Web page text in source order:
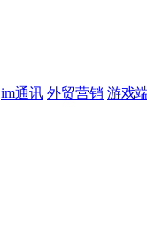
im通讯 外贸营销 游戏